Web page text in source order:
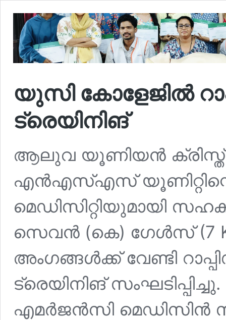
യുസി കോളേജിൽ
ട്രെയിനിങ്
ആലുവ യൂണിയൻ
എൻഎസ്എസ്
മെഡിസിറ്റിയുമായി
സെവൻ (കെ) ഗേൾസ് (7 K
അംഗങ്ങൾക്ക് വേണ്ടി
ട്രെയിനിങ്
എമർജൻസി മെഡിസിൻ